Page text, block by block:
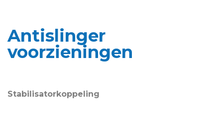
Antislinger
voorzieningen
Stabilisatorkoppeling